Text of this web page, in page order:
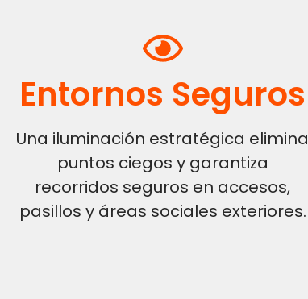
Entornos Seguros
Una iluminación estratégica elimina
puntos ciegos y garantiza
recorridos seguros en accesos,
pasillos y áreas sociales exteriores.